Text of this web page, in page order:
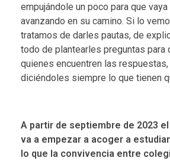
empujándole un poco para que vaya
avanzando en su camino. Si lo
tratamos de darles pautas, de
todo de plantearles preguntas para
quienes encuentren las respuestas,
diciéndoles siempre lo que tienen
A partir de septiembre de 2023
va a empezar a acoger a
lo que la convivencia entre